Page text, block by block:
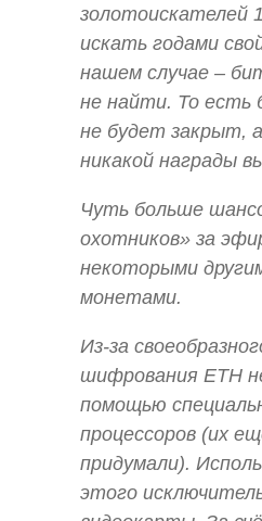
золотоискателей
искать годами
нашем случае –
не найти. То есть
не будет закрыт,
никакой награды
Чуть больше
охотников» за
некоторыми
монетами.
Из-за
шифрования ETH
помощью
процессоров (их
придумали).
этого